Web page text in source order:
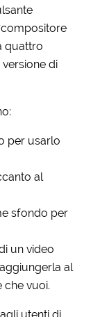
quattro
di
per usarlo
al
sfondo per
un video
al
che vuoi.